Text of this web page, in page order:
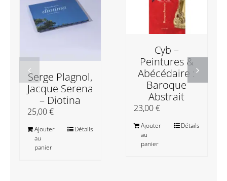
Serge Plagnol,
Jacque Serena
– Diotina
25,00€
Ajouter
au
panier
Détails
Cyb –
Peintures &
Abécédaire :
Baroque
Abstrait
23,00€
Ajouter
au
panier
Détails